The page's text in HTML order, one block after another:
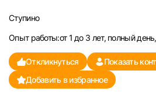
Ижевск
Екатеринбург
Саратов
Ступино
Опыт работы:от 1 до 3 лет, полный
Откликнуться
Показать
Добавить в избранное